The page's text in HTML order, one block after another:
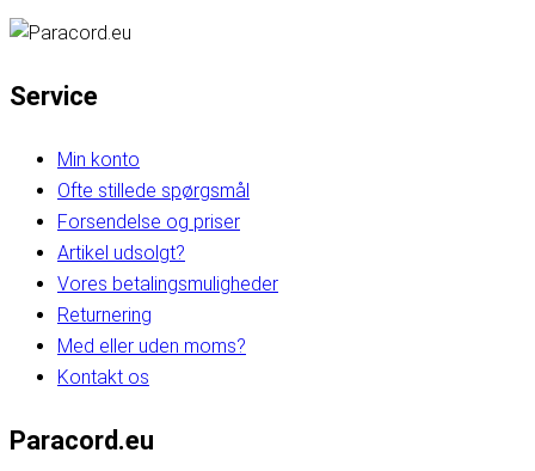
Service
Min konto
Ofte stillede spørgsmål
Forsendelse og priser
Artikel udsolgt?
Vores betalingsmuligheder
Returnering
Med eller uden moms?
Kontakt os
Paracord.eu